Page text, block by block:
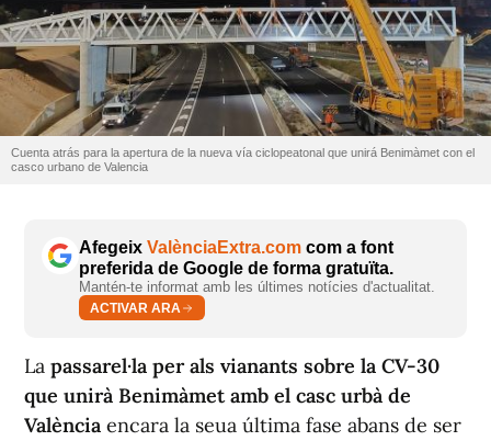
Cuenta atrás para la apertura de la nueva vía ciclopeatonal que unirá Benimàmet con el
casco urbano de Valencia
Afegeix ValènciaExtra.com com a font
preferida de Google de forma gratuïta.
Mantén-te informat amb les últimes notícies d'actualitat.
ACTIVAR ARA
La passarel·la per als vianants sobre la CV-30
que unirà Benimàmet amb el casc urbà de
València encara la seua última fase abans de ser